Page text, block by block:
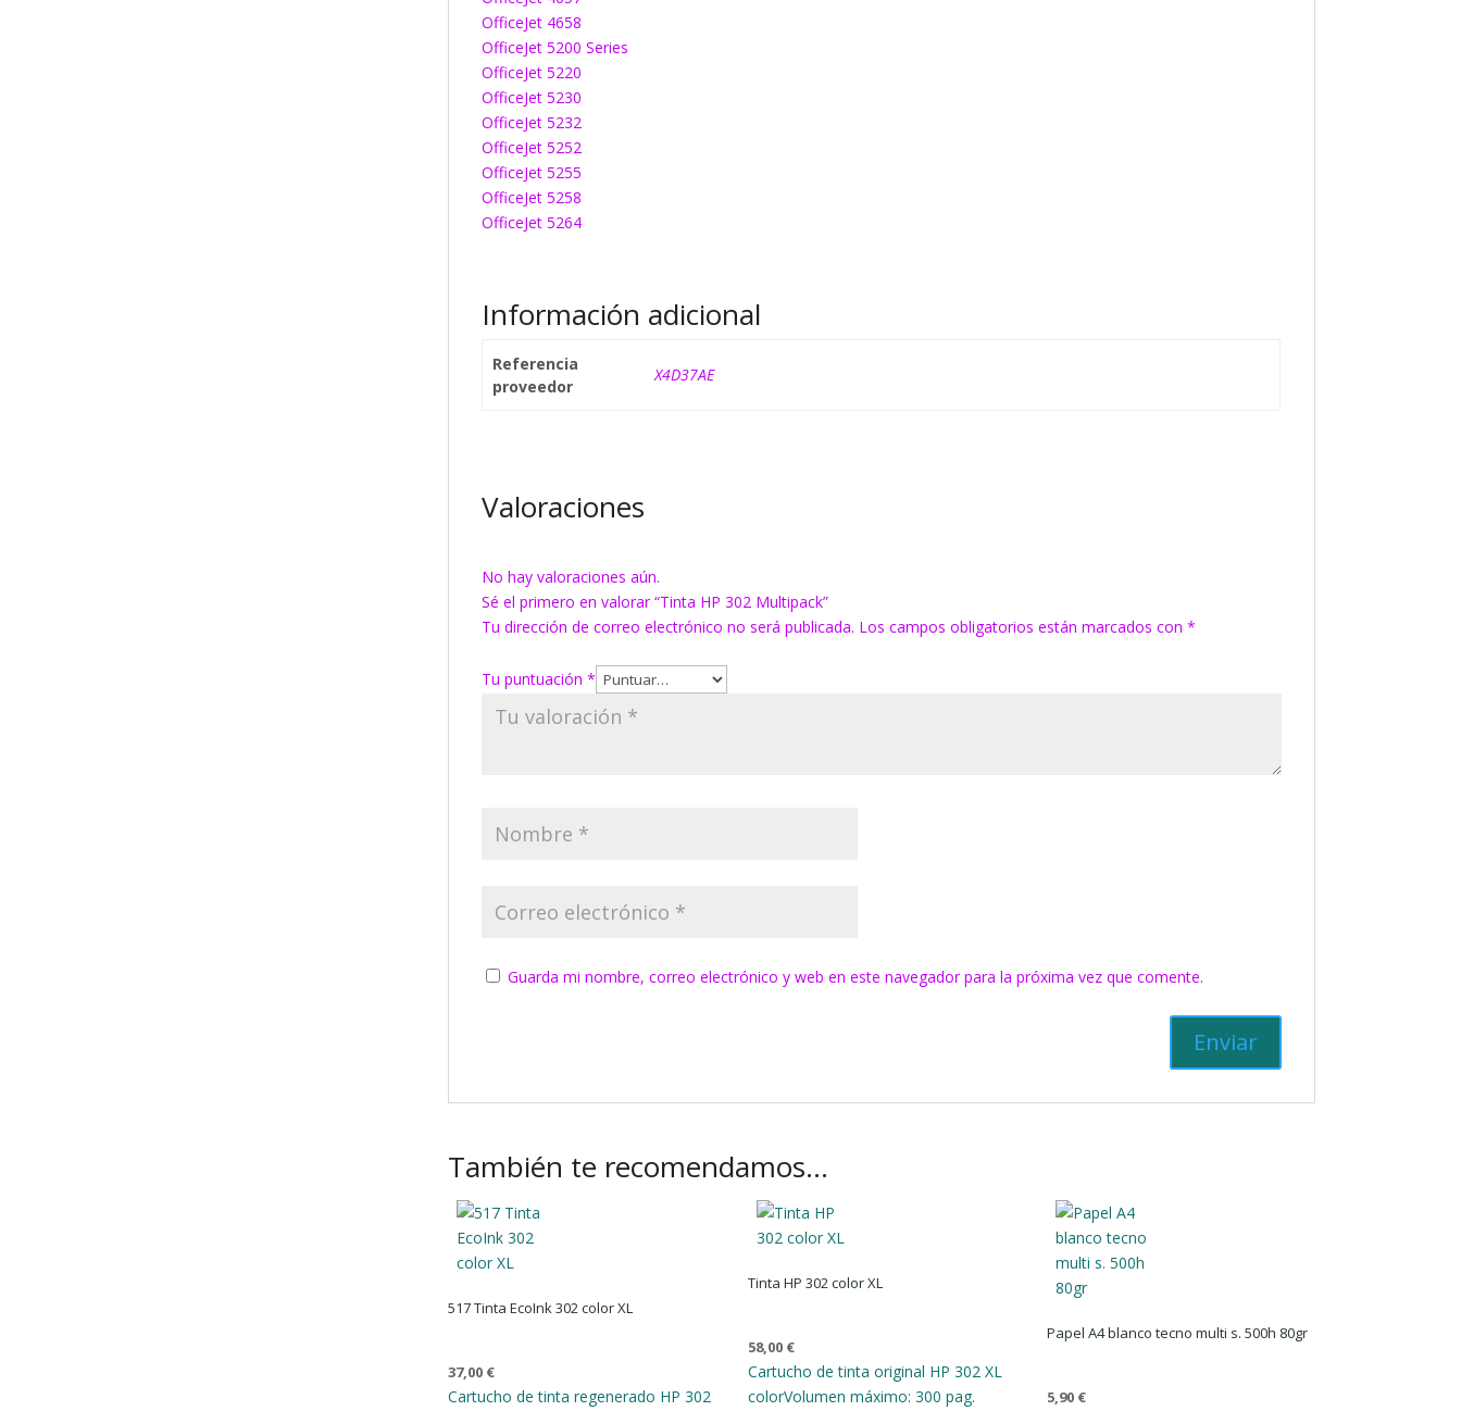
OfficeJet 4658
OfficeJet 5200 Series
OfficeJet 5220
OfficeJet 5230
OfficeJet 5232
OfficeJet 5252
OfficeJet 5255
OfficeJet 5258
OfficeJet 5264
Información adicional
Referencia
proveedor
X4D37AE
Valoraciones
No hay valoraciones aún.
Sé el primero en valorar “Tinta HP 302 Multipack”
Tu dirección de correo electrónico no será publicada. Los campos obligatorios están marcados con*
Tu puntuación*
Guarda mi nombre, correo electrónico y web en este navegador para la próxima vez que comente.
También te recomendamos…
517 Tinta EcoInk 302 color XL
37,00 €
Cartucho de tinta regenerado HP 302
Tinta HP 302 color XL
58,00 €
Cartucho de tinta original HP 302 XL
colorVolumen máximo: 300 pag.
Papel A4 blanco tecno multi s. 500h 80gr
5,90 €